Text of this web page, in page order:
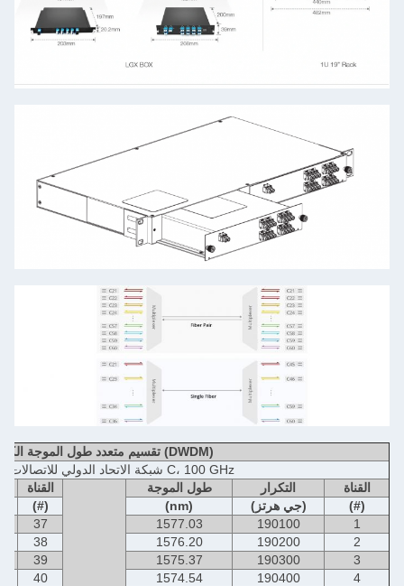
تقسيم متعدد طول الموجة الكثيف (DWDM)
شبكة الاتحاد الدولي للاتصالات: النطاق C، 100 GHz
القناة
التكرار طول الموجة
القناة
(#)
(جي هرتز) (nm)
(#)
1
190100
1577.03
37
2
190200
1576.20
38
3
190300
1575.37
39
4
190400
1574.54
40